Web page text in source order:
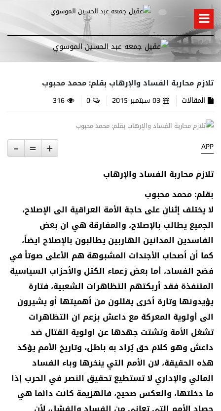
تلازم محاربة الفساد والإرهاب بقلم: محمد محبوب
المقالات
APP
+
=
-
تلازم محاربة الفساد والإرهاب
بقلم: محمد محبوب
لا يختلف إثنان على حاجة الأمة العراقية الى الإصلاح،
الجميع يطالب بالإصلاح، والمفارقة هي ان بعض
الفاسدين المدانين الهاربين يطالبون بالإصلاح ايضاً،
كما أن أصحاب الأجندات المشبوهة هم الأعلى صوتاً في
فضح الفساد، أما بعض زعماء الكتل والأحزاب السياسية
المتنفذة فقد أربكتهم التظاهرات الشعبية، فتارة
يؤيدونها وتارة أخرى يقللون من أهميتها أو يشيرون
الى أولوية المعركة مع داعش بزعم ان التظاهرات
تشغل الأمة وتشتت جهدها عن اولوية القتال ضد
داعش وهو كلام حق يُراد به باطل، وتاريخ الأمم يؤكد
هذه الحقيقة، لان الأمم التي ينخرها وباء الفساد
المالي والإداري لا تستطيع تحقيق النصر في الحرب إذا
ما دخلتها، والعكس صحيح، فالهزيمة كانت دائما هي